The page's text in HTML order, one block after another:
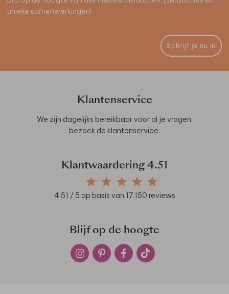
unieke samenwerkingen!
Schrijf je nu in
Klantenservice
We zijn dagelijks bereikbaar voor al je vragen,
bezoek de klantenservice.
Klantwaardering 4.51
4.51 / 5 op basis van 17.150 reviews
Blijf op de hoogte